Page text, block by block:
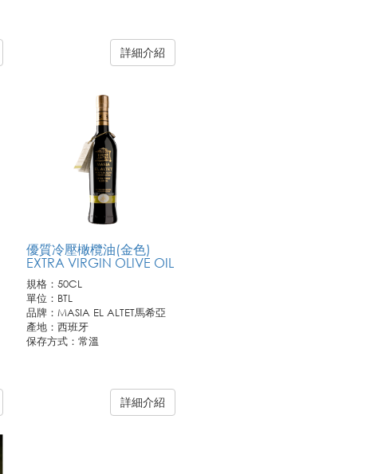
詳細介紹
優質冷壓橄欖油(金色)
EXTRA VIRGIN OLIVE OIL
規格：50CL
單位：BTL
品牌：MASIA EL ALTET馬希亞
產地：西班牙
保存方式：常溫
1. 此商品僅供業務通路客戶訂購，恕不開放零售。
詳細介紹